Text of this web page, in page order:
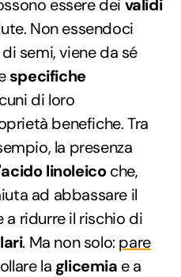
essere dei validi
Non essendoci
semi, viene da sé
specifiche
di loro
benefiche. Tra
la presenza
linoleicoche,
ad abbassare il
a ridurre il rischio di
. Ma non solo: pare
la glicemia e a